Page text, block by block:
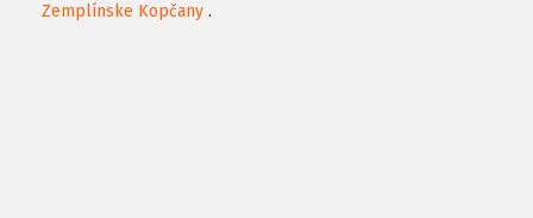
Zemplínske Kopčany .